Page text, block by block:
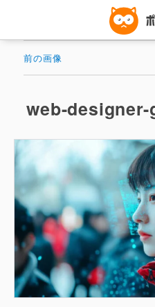
ン
前の画像
web-